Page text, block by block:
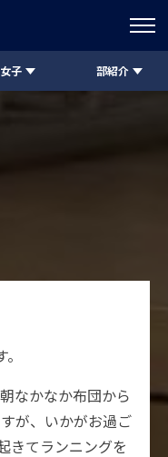
女子 部紹介
なかなか布団から
が、いかがお過ご
きてランニングを